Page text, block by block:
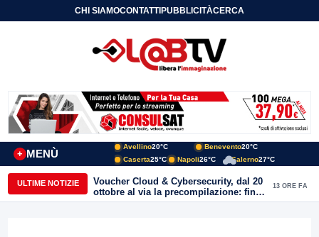
CHI SIAMOCONTATTIPUBBLICITÀCERCA
MENÙ
+
Avellino20°C Benevento20°C
Caserta25°C Napoli26°C Salerno27°C
ULTIME NOTIZIE
Torrioni, il Quartetto d’Archi “I Virtuosi
Sanniti” in concerto nella Chiesa di
San Michele Arcangelo
14 ORE FA